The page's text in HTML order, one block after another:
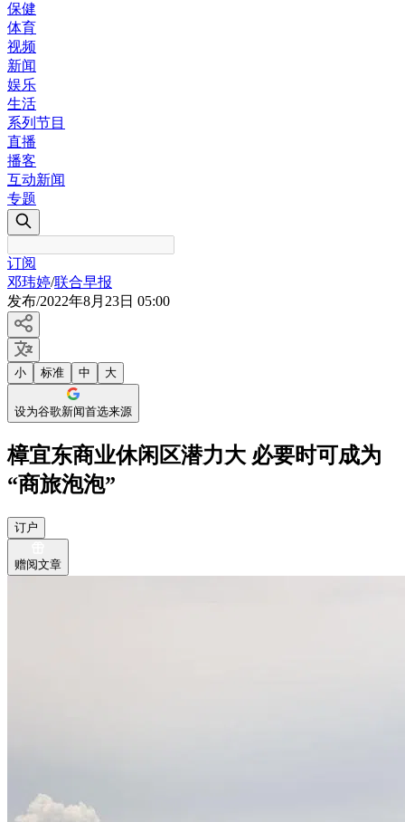
保健
体育
视频
新闻
娱乐
生活
系列节目
直播
播客
互动新闻
专题
订阅
邓玮婷/联合早报
发布/2022年8月23日 05:00
小 标准 中 大
设为谷歌新闻首选来源
樟宜东商业休闲区潜力大 必要时可成为
“商旅泡泡”
订户
赠阅文章